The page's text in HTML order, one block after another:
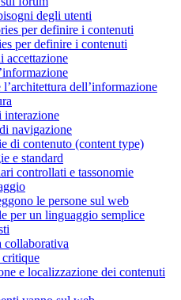
degli utenti
per definire i contenuti
per definire i contenuti
accettazione
dell’informazione
interazione
navigazione
di contenuto (content type)
e standard
controllati e tassonomie
le persone sul web
per un linguaggio semplice
collaborativa
e localizzazione dei contenuti